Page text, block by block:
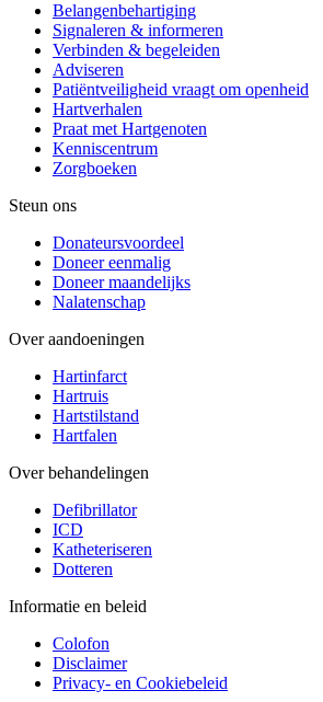
Belangenbehartiging
Signaleren & informeren
Verbinden & begeleiden
Adviseren
Patiëntveiligheid vraagt om openheid
Hartverhalen
Praat met Hartgenoten
Kenniscentrum
Zorgboeken
Steun ons
Donateursvoordeel
Doneer eenmalig
Doneer maandelijks
Nalatenschap
Over aandoeningen
Hartinfarct
Hartruis
Hartstilstand
Hartfalen
Over behandelingen
Defibrillator
ICD
Katheteriseren
Dotteren
Informatie en beleid
Colofon
Disclaimer
Privacy- en Cookiebeleid